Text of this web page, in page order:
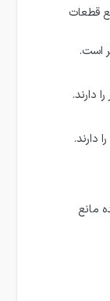
قطعات
است.
دارند.
دارند.
مانع